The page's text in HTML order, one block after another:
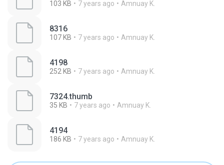
103 KB 7 years ago Amnuay K.
8316
107 KB 7 years ago Amnuay K.
4198
252 KB 7 years ago Amnuay K.
7324.thumb
35 KB 7 years ago Amnuay K.
4194
186 KB 7 years ago Amnuay K.